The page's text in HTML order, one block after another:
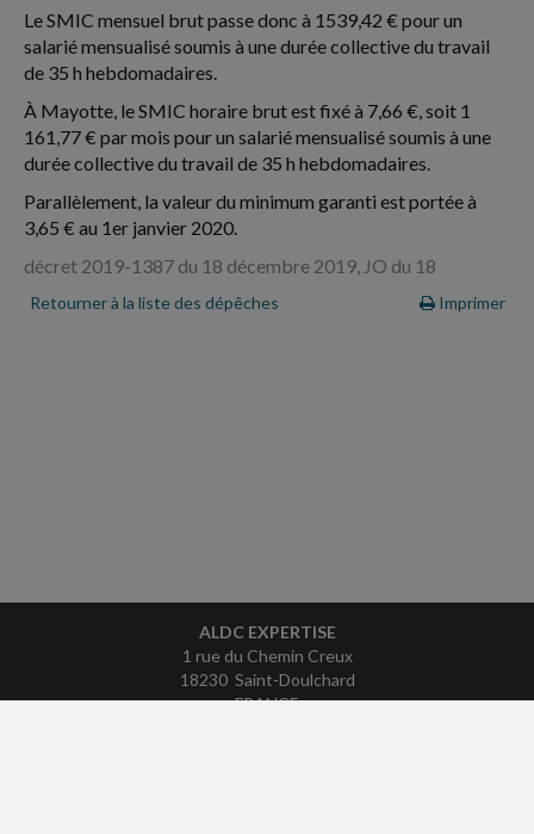
Le SMIC mensuel brut passe donc à 1539,42 € pour un
salarié mensualisé soumis à une durée collective du travail
de 35 h hebdomadaires.
À Mayotte, le SMIC horaire brut est fixé à 7,66 €, soit 1
161,77 € par mois pour un salarié mensualisé soumis à une
durée collective du travail de 35 h hebdomadaires.
Parallèlement, la valeur du minimum garanti est portée à
3,65 € au 1er janvier 2020.
décret 2019-1387 du 18 décembre 2019, JO du 18
Retourner à la liste des dépêches Imprimer
ALDC EXPERTISE
1 rue du Chemin Creux
18230 Saint-Doulchard
FRANCE